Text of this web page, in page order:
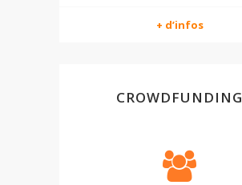
+ d’infos
CROWDFUNDING